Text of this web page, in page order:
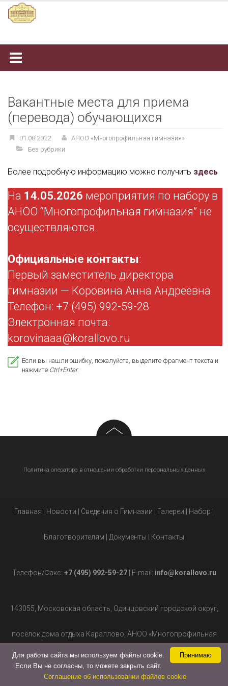
Наверх
Вакантные места для приема
(перевода) обучающихся
01.08.2022
АНОО «Многопрофильная гимназия»
Без рубрики
Более подробную информацию можно получить здесь
На 14.05.2026 мероприятия по набору в
АНОО “Многопрофильная гимназия” не
осуществляются.
Официальные контакты:
Первый заместитель директора
гимназии — Коровина Анна Андреевна
Телефон: +7 (495) 992-59-28
Электронная почта:
korovinaaa@korallovo.ru
Если вы нашли ошибку, пожалуйста, выделите фрагмент текста и
нажмите Ctrl+Enter.
Политика оператора в отношении обработки персональных данных
Главная | Новости | Сведения о Гимназии | Галереи | Набор |
Благотворителям | Документы | Контакты
Телефон/Факс: +7 (495) 992-59-27| E-mail: info@korallovo.ru
143055, Московская область, Одинцовский городской округ,
посёлок дома отдыха Караллово, АНОО «Многопрофильная
гимназия», д.2.
Принимаю
Для работы сайта мы используем файлы cookie.
Если Вы не согласны, то можете закрыть сайт.
Соглашение об использовании файлов cookie